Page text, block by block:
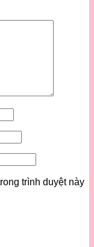
trình duyệt này